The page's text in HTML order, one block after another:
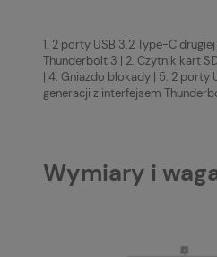
1. 2 porty USB 3.2 Type-C
Thunderbolt 3 | 2. Czytnik kart
| 4. Gniazdo blokady | 5. 2 porty
generacji z interfejsem
Wymiary i